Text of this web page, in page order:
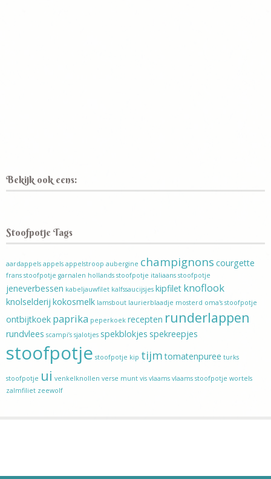
Bekijk ook eens:
Stoofpotje Tags
aardappels appels appelstroop aubergine champignons courgette
frans stoofpotje garnalen hollands stoofpotje italiaans stoofpotje
jeneverbessen kabeljauwfilet kalfssaucijsjes kipfilet knoflook
knolselderij kokosmelk lamsbout laurierblaadje mosterd oma's stoofpotje
ontbijtkoek paprika peperkoek recepten runderlappen
rundvlees scampi’s sjalotjes spekblokjes spekreepjes
stoofpotje stoofpotje kip tijm tomatenpuree turks
stoofpotje ui venkelknollen verse munt vis vlaams vlaams stoofpotje wortels
zalmfiliet zeewolf